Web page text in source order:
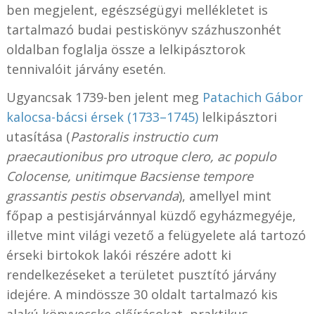
ben megjelent, egészségügyi mellékletet is
tartalmazó budai pestiskönyv százhuszonhét
oldalban foglalja össze a lelkipásztorok
tennivalóit járvány esetén.
Ugyancsak 1739-ben jelent meg Patachich Gábor
kalocsa-bácsi érsek (1733–1745)lelkipásztori
utasítása (Pastoralis instructio cum
praecautionibus pro utroque clero, ac populo
Colocense, unitimque Bacsiense tempore
grassantis pestis observanda), amellyel mint
főpap a pestisjárvánnyal küzdő egyházmegyéje,
illetve mint világi vezető a felügyelete alá tartozó
érseki birtokok lakói részére adott ki
rendelkezéseket a területet pusztító járvány
idejére. A mindössze 30 oldalt tartalmazó kis